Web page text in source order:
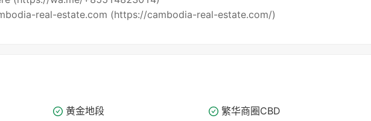
real-estate.com (https://cambodia-real-estate.com/)
黄金地段 繁华商圈​​CBD